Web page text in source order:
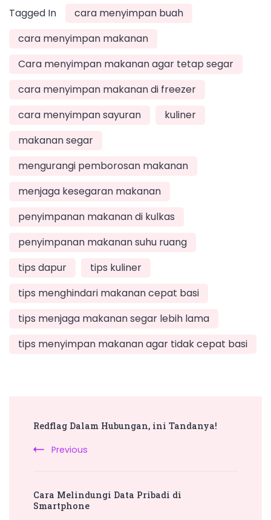
Tagged In
cara menyimpan buah
cara menyimpan makanan
Cara menyimpan makanan agar tetap segar
cara menyimpan makanan di freezer
cara menyimpan sayuran
kuliner
makanan segar
mengurangi pemborosan makanan
menjaga kesegaran makanan
penyimpanan makanan di kulkas
penyimpanan makanan suhu ruang
tips dapur
tips kuliner
tips menghindari makanan cepat basi
tips menjaga makanan segar lebih lama
tips menyimpan makanan agar tidak cepat basi
Navigation
Redflag Dalam Hubungan, ini Tandanya!
Previous
Cara Melindungi Data Pribadi di
Smartphone